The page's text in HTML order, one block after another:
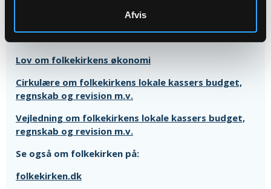
Afvis
Læs og forstå et kirkebudget
Lov om folkekirkens økonomi
Cirkulære om folkekirkens lokale kassers budget,
regnskab og revision m.v.
Vejledning om folkekirkens lokale kassers budget,
regnskab og revision m.v.
Se også om folkekirken på:
folkekirken.dk